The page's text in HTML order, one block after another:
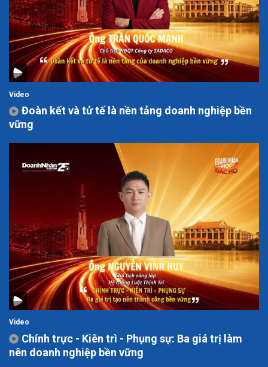
Video
Đoàn kết và tử tế là nền tảng doanh nghiệp bền
vững
Video
Chính trực - Kiên trì - Phụng sự: Ba giá trị làm
nên doanh nghiệp bền vững